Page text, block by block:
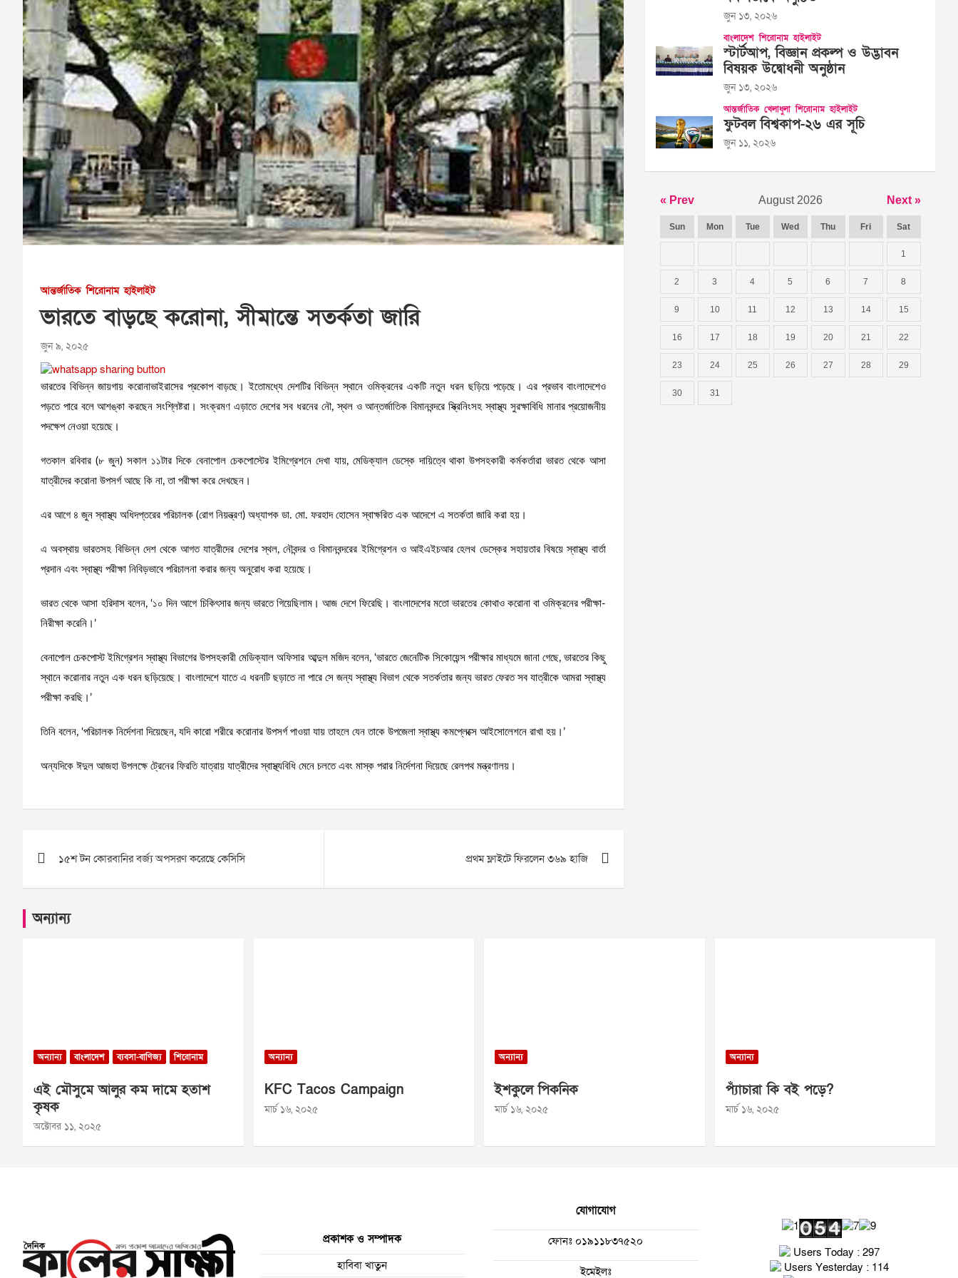
আন্তর্জাতিক শিরোনাম হাইলাইট
ভারতে বাড়ছে করোনা, সীমান্তে সতর্কতা জারি
জুন ৯, ২০২৫
ভারতের বিভিন্ন জায়গায় করোনাভাইরাসের প্রকোপ বাড়ছে। ইতোমধ্যে দেশটির বিভিন্ন স্থানে ওমিক্রনের একটি নতুন ধরন ছড়িয়ে পড়েছে। এর প্রভাব বাংলাদেশেও
পড়তে পারে বলে আশঙ্কা করছেন সংশ্লিষ্টরা। সংক্রমণ এড়াতে দেশের সব ধরনের নৌ, স্থল ও আন্তর্জাতিক বিমানবন্দরে স্ক্রিনিংসহ স্বাস্থ্য সুরক্ষাবিধি মানার প্রয়োজনীয়
পদক্ষেপ নেওয়া হয়েছে।
গতকাল রবিবার (৮ জুন) সকাল ১১টার দিকে বেনাপোল চেকপোস্টের ইমিগ্রেশনে দেখা যায়, মেডিক্যাল ডেস্কে দায়িত্বে থাকা উপসহকারী কর্মকর্তারা ভারত থেকে আসা
যাত্রীদের করোনা উপসর্গ আছে কি না, তা পরীক্ষা করে দেখছেন।
এর আগে ৪ জুন স্বাস্থ্য অধিদপ্তরের পরিচালক (রোগ নিয়ন্ত্রণ) অধ্যাপক ডা. মো. ফরহাদ হোসেন স্বাক্ষরিত এক আদেশে এ সতর্কতা জারি করা হয়।
এ অবস্থায় ভারতসহ বিভিন্ন দেশ থেকে আগত যাত্রীদের দেশের স্থল, নৌবন্দর ও বিমানবন্দরের ইমিগ্রেশন ও আইএইচআর হেলথ ডেস্কের সহায়তার বিষয়ে স্বাস্থ্য বার্তা
প্রদান এবং স্বাস্থ্য পরীক্ষা নিবিড়ভাবে পরিচালনা করার জন্য অনুরোধ করা হয়েছে।
ভারত থেকে আসা হরিদাস বলেন, ‘১০ দিন আগে চিকিৎসার জন্য ভারতে গিয়েছিলাম। আজ দেশে ফিরেছি। বাংলাদেশের মতো ভারতের কোথাও করোনা বা ওমিক্রনের পরীক্ষা-
নিরীক্ষা করেনি।’
বেনাপোল চেকপোস্ট ইমিগ্রেশন স্বাস্থ্য বিভাগের উপসহকারী মেডিক্যাল অফিসার আব্দুল মজিদ বলেন, ‘ভারতে জেনেটিক সিকোয়েন্স পরীক্ষার মাধ্যমে জানা গেছে, ভারতের কিছু
স্থানে করোনার নতুন এক ধরন ছড়িয়েছে। বাংলাদেশে যাতে এ ধরনটি ছড়াতে না পারে সে জন্য স্বাস্থ্য বিভাগ থেকে সতর্কতার জন্য ভারত ফেরত সব যাত্রীকে আমরা স্বাস্থ্য
পরীক্ষা করছি।’
তিনি বলেন, ‘পরিচালক নির্দেশনা দিয়েছেন, যদি কারো শরীরে করোনার উপসর্গ পাওয়া যায় তাহলে যেন তাকে উপজেলা স্বাস্থ্য কমপ্লেক্সে আইসোলেশনে রাখা হয়।’
অন্যদিকে ঈদুল আজহা উপলক্ষে ট্রেনের ফিরতি যাত্রায় যাত্রীদের স্বাস্থ্যবিধি মেনে চলতে এবং মাস্ক পরার নির্দেশনা দিয়েছে রেলপথ মন্ত্রণালয়।
navigation
১৫শ টন কোরবানির বর্জ্য অপসরণ করেছে কেসিসি প্রথম ফ্লাইটে ফিরলেন ৩৬৯ হাজি
জুন ১৩, ২০২৬
বাংলাদেশ শিরোনাম হাইলাইট
স্টার্টআপ, বিজ্ঞান প্রকল্প ও উদ্ভাবন
বিষয়ক উদ্বোধনী অনুষ্ঠান
জুন ১৩, ২০২৬
আন্তর্জাতিক খেলাধুলা শিরোনাম হাইলাইট
ফুটবল বিশ্বকাপ-২৬ এর সূচি
জুন ১১, ২০২৬
« Prev August 2026 Next »
Sun Mon Tue Wed Thu Fri Sat
1
2 3 4 5 6 7 8
9 10 11 12 13 14 15
16 17 18 19 20 21 22
23 24 25 26 27 28 29
30 31
অন্যান্য
অন্যান্য বাংলাদেশ ব্যবসা-বাণিজ্য শিরোনাম
এই মৌসুমে আলুর কম দামে হতাশ
কৃষক
অক্টোবর ১১, ২০২৫
অন্যান্য
KFC Tacos Campaign
মার্চ ১৬, ২০২৫
অন্যান্য
ইশকুলে পিকনিক
মার্চ ১৬, ২০২৫
অন্যান্য
প্যাঁচারা কি বই পড়ে?
মার্চ ১৬, ২০২৫
প্রকাশক ও সম্পাদক
হাবিবা খাতুন
যোগাযোগ
ফোনঃ ০১৯১১৮৩৭৫২০
ইমেইলঃ
Users Today : 297
Users Yesterday : 114